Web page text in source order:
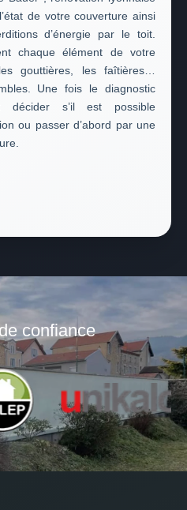
de votre couverture ainsi
d’énergie par le toit.
chaque élément de votre
gouttières, les faîtières…
Une fois le diagnostic
décider s’il est possible
ou passer d’abord par une
confiance